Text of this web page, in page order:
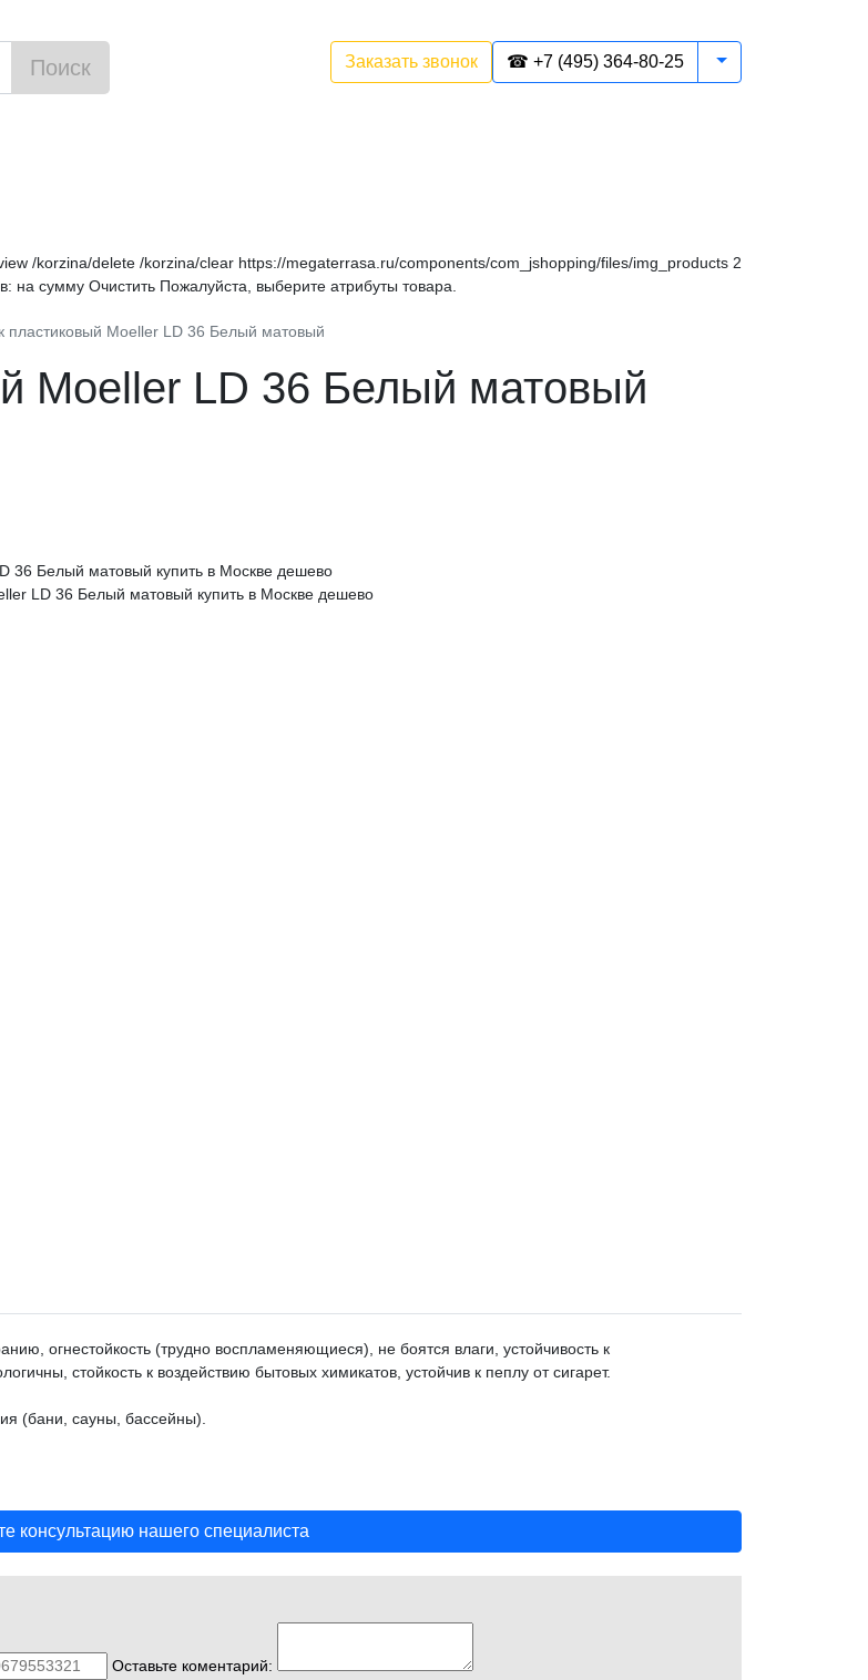
Поиск Заказать звонок ☎ +7 (495) 364-80-25 Toggle Dropdown
/korzina/delete /korzina/clear https://megaterrasa.ru/components/com_jshopping/files/img_products 2
на сумму Очистить Пожалуйста, выберите атрибуты товара.
пластиковый Moeller LD 36 Белый матовый
Moeller LD 36 Белый матовый
огнестойкость (трудно воспламеняющиеся), не боятся влаги, устойчивость к
cтойкость к воздействию бытовых химикатов, устойчив к пеплу от сигарет.
(бани, сауны, бассейны).
консультацию нашего специалиста
Оставьте коментарий: